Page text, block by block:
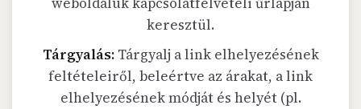
keresztül.
Tárgyalás:Tárgyalj a link elhelyezésének
feltételeiről, beleértve az árakat, a link
elhelyezésének módját és helyét (pl.